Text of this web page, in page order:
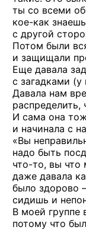
ты со всеми
кое-как
с другой
Потом были
и защищали
Еще давала
с загадками
Давала нам
распределить,
И сама она
и начинала с
«Вы
надо быть
что-то, вы что
даже давала
было здорово
сидишь и
В моей группе
потому что